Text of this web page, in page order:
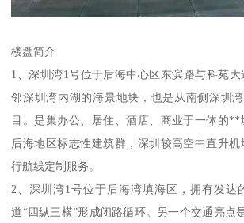
楼盘简介
1、深圳湾1号位于后海中心区东滨路与科苑
邻深圳湾内湖的海景地块，也是从南侧深圳
目。是集办公、居住、酒店、商业于一体的
后海地区标志性建筑群，深圳较高空中直升
行航线定制服务。
2、深圳湾1号位于后海湾填海区，拥有发达
道“四纵三横”形成闭路循环。另一个交通亮点